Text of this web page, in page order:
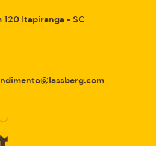
120 Itapiranga - SC